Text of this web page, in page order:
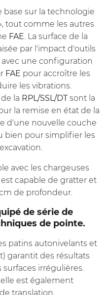
base sur la technologie
tout comme les autres
FAE . La surface de la
par l'impact d'outils
une configuration
FAE pour accroître les
les vibrations.
la RPL/SSL/DTsont la
la remise en état de la
d'une nouvelle couche
bien pour simplifier les
avec les chargeuses
capable de gratter et
de profondeur.
de série de
de pointe.
patins autonivelants et
garantit des résultats
irrégulières.
est également
translation